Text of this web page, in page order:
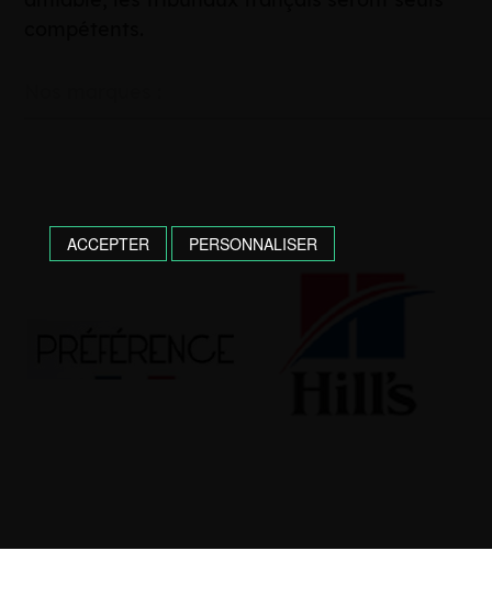
ACCEPTER PERSONNALISER